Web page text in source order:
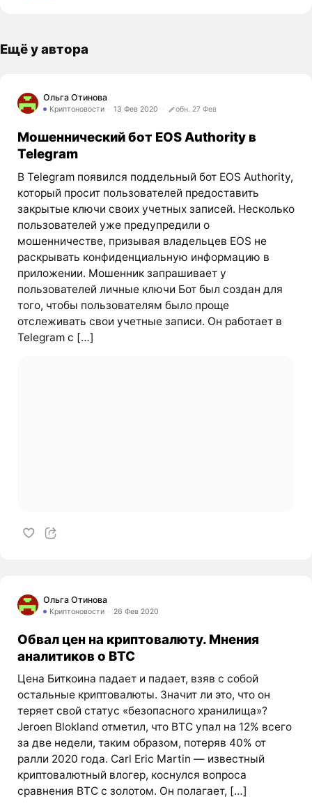
Ещё у автора
Ольга Отинова
Криптоновости 13 Фев 2020 обн. 27 Фев
Мошеннический бот EOS Authority в
Telegram
В Telegram появился поддельный бот EOS Authority,
который просит пользователей предоставить
закрытые ключи своих учетных записей. Несколько
пользователей уже предупредили о
мошенничестве, призывая владельцев EOS не
раскрывать конфиденциальную информацию в
приложении. Мошенник запрашивает у
пользователей личные ключи Бот был создан для
того, чтобы пользователям было проще
отслеживать свои учетные записи. Он работает в
Telegram с […]
Ольга Отинова
Криптоновости 26 Фев 2020
Обвал цен на криптовалюту. Мнения
аналитиков о BTC
Цена Биткоина падает и падает, взяв с собой
остальные криптовалюты. Значит ли это, что он
теряет свой статус «безопасного хранилища»?
Jeroen Blokland отметил, что BTC упал на 12% всего
за две недели, таким образом, потеряв 40% от
ралли 2020 года. Carl Eric Martin — известный
криптовалютный влогер, коснулся вопроса
сравнения BTC с золотом. Он полагает, […]